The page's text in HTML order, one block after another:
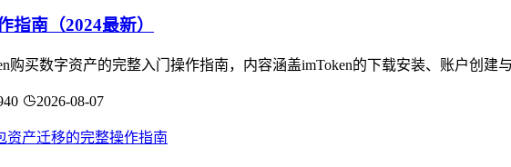
南（2024最新）
购买数字资产的完整入门操作指南，内容涵盖imToken的下载安装、账户创建
2026-08-07